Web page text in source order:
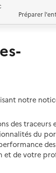
Préparer
Aides
Prévention,
Droits en
Fin de vie en
notre
des traceurs
du
des
et de votre